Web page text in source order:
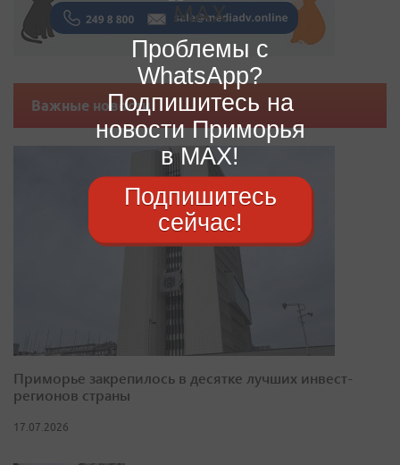
Важные новости
Приморье закрепилось в десятке лучших инвест-
регионов страны
17.07.2026
Проблемы с
WhatsApp?
Подпишитесь на
новости Приморья
в MAX!
Подпишитесь
сейчас!